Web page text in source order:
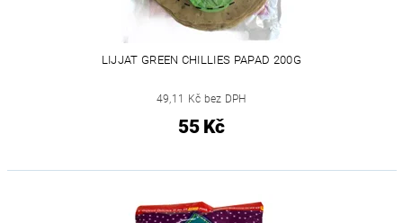
LIJJAT GREEN CHILLIES PAPAD 200G
49,11 Kč bez DPH
55 Kč